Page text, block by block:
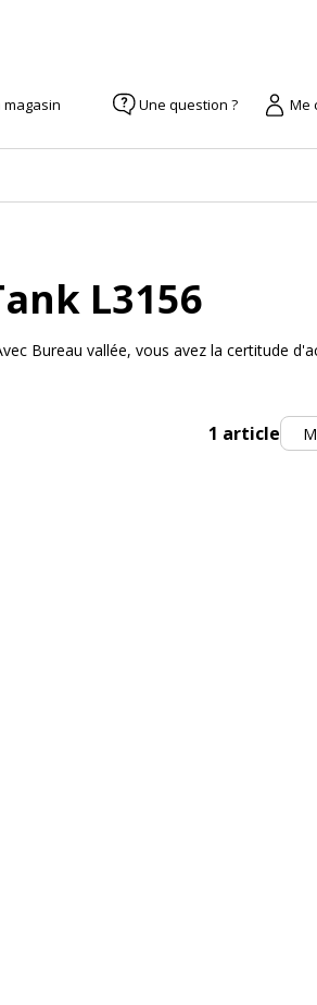
Une question ? Me
L3156
Bureau vallée, vous avez la certitude
1 article